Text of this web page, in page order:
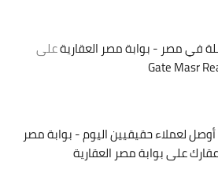
في مصر - بوابة مصر العقاريةعلى
لعملاء حقيقيين اليوم - بوابة مصر
على بوابة مصر العقارية